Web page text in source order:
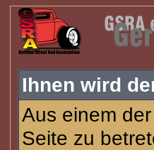
Ihnen wird
Aus einem
Seite zu